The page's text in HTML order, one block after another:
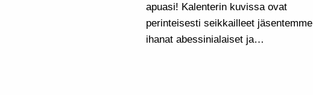
apuasi! Kalenterin kuvissa ovat
perinteisesti seikkailleet jäsentemme
ihanat abessinialaiset ja…